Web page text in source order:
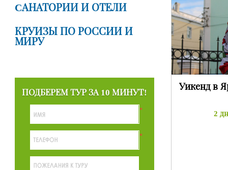
CАНАТОРИИ И ОТЕЛИ
КРУИЗЫ ПО РОССИИ И
МИРУ
ПОДБЕРЕМ ТУР ЗА 10 МИНУТ!
*
*
Уикенд в
2